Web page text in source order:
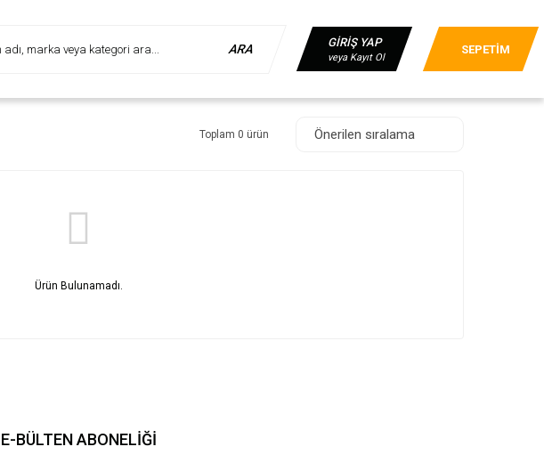
ARA GİRİŞ YAP
veya Kayıt Ol
SEPETİM
Toplam 0 ürün
Ürün Bulunamadı.
E-BÜLTEN ABONELİĞİ